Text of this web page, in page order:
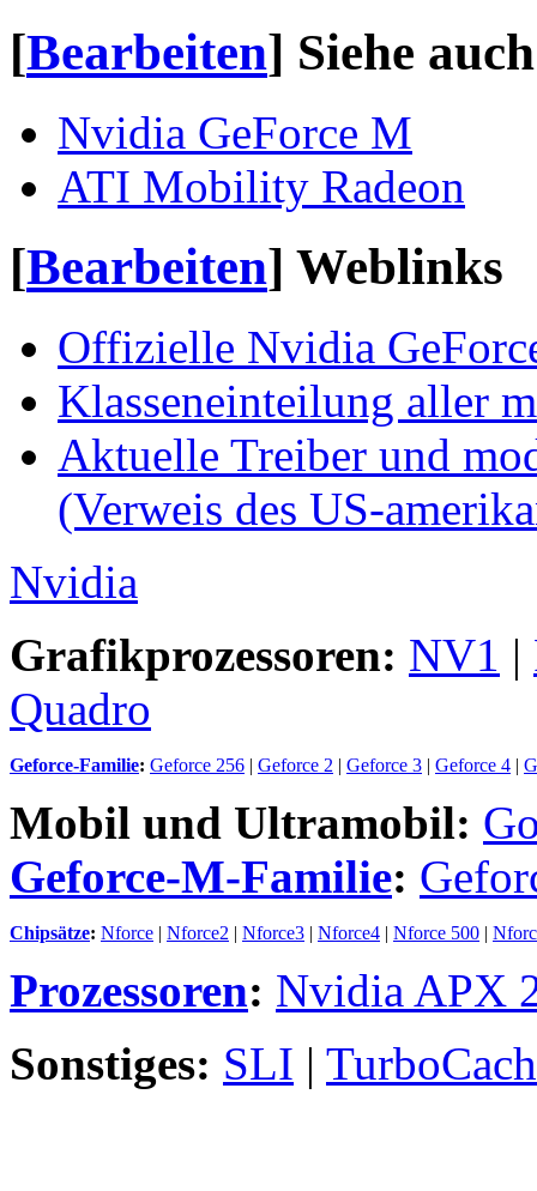
[Bearbeiten] Siehe auch
Nvidia GeForce M
ATI Mobility Radeon
[Bearbeiten] Weblinks
Offizielle Nvidia
Klasseneinteilung aller
Aktuelle Treiber und
(Verweis des US-
Nvidia
Grafikprozessoren: NV1 |
Quadro
Geforce-Familie: Geforce 256 | Geforce 2 | Geforce 3 | Geforce 4 |
Mobil und Ultramobil:
Geforce-M-Familie:
Chipsätze: Nforce | Nforce2 | Nforce3 | Nforce4 | Nforce 500 |
Prozessoren: Nvidia APX
Sonstiges: SLI |